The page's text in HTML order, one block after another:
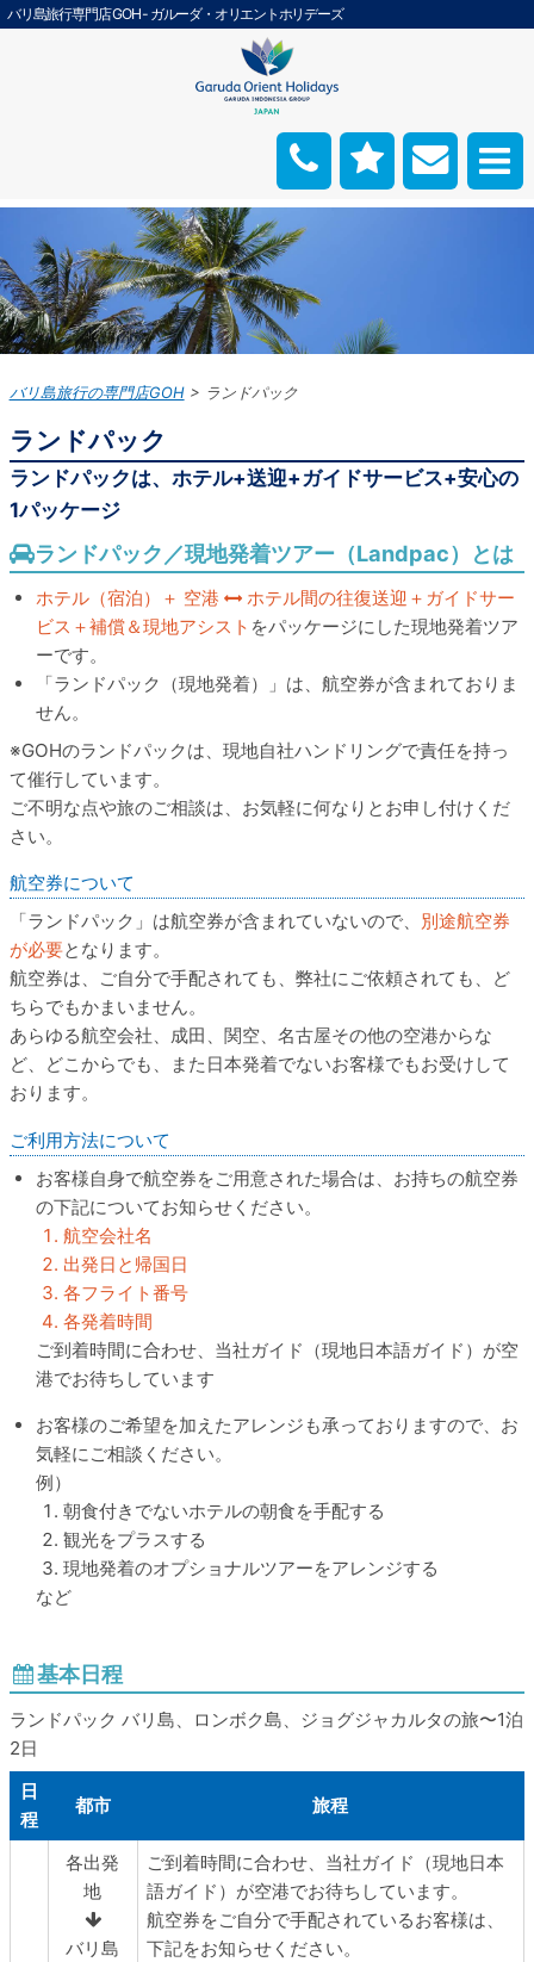
バリ島旅行専門店 GOH - ガルーダ・オリエントホリデーズ
バリ島旅行の専門店GOH ランドパック
ランドパック
ランドパックは、ホテル+送迎+ガイドサービス+安心の
1パッケージ
ランドパック／現地発着ツアー（Landpac）とは
ホテル（宿泊）＋ 空港
ホテル間の往復送迎＋ガイドサー
ビス＋補償＆現地アシスト をパッケージにした現地発着ツア
ーです。
「ランドパック（現地発着）」は、航空券が含まれておりま
せん。
GOHのランドパックは、現地自社ハンドリングで責任を持っ
て催行しています。
ご不明な点や旅のご相談は、お気軽に何なりとお申し付けくだ
さい。
航空券について
「ランドパック」は航空券が含まれていないので、 別途航空券
が必要となります。
航空券は、ご自分で手配されても、弊社にご依頼されても、ど
ちらでもかまいません。
あらゆる航空会社、成田、関空、名古屋その他の空港からな
ど、どこからでも、また日本発着でないお客様でもお受けして
おります。
ご利用方法について
お客様自身で航空券をご用意された場合は、お持ちの航空券
の下記についてお知らせください。
航空会社名
出発日と帰国日
各フライト番号
各発着時間
ご到着時間に合わせ、当社ガイド（現地日本語ガイド）が空
港でお待ちしています
お客様のご希望を加えたアレンジも承っておりますので、お
気軽にご相談ください。
例）
朝食付きでないホテルの朝食を手配する
観光をプラスする
現地発着のオプショナルツアーをアレンジする
など
基本日程
ランドパック バリ島、ロンボク島、ジョグジャカルタの旅〜1泊
2日
日
程
都市 旅程
各出発
地
バリ島
ご到着時間に合わせ、当社ガイド（現地日本
語ガイド）が空港でお待ちしています。
航空券をご自分で手配されているお客様は、
下記をお知らせください。